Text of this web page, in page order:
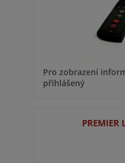
Pro zobrazení
přihlášený
PREMIER